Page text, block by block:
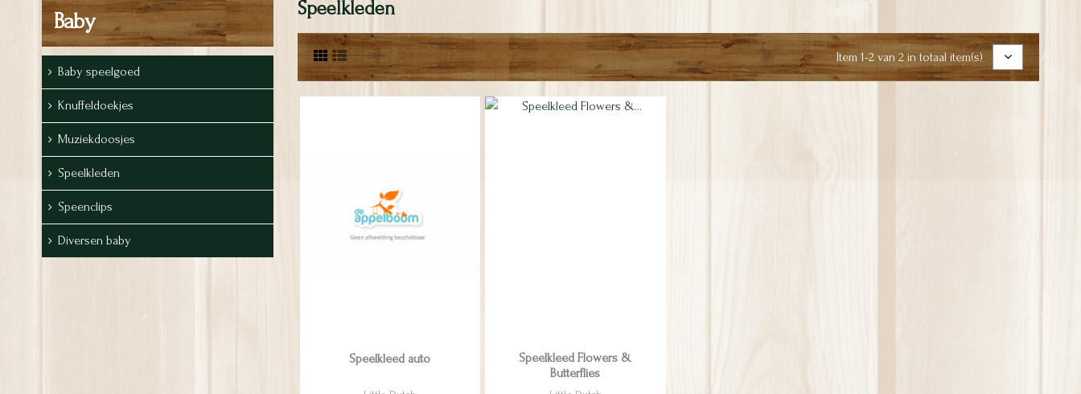
Speelkleden
Item 1-2 van 2 in totaal item(s)
Speelkleed auto
Speelkleed Flowers &
Butterflies
Baby
Baby speelgoed
Knuffeldoekjes
Muziekdoosjes
Speelkleden
Speenclips
Diversen baby